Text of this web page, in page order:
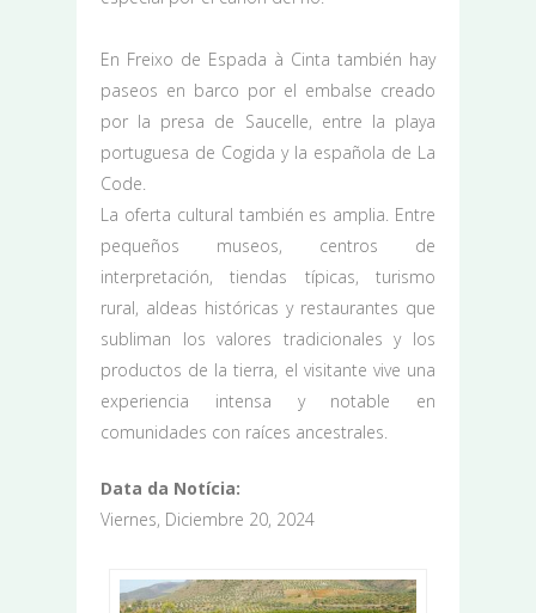
En Freixo de Espada à Cinta también hay
paseos en barco por el embalse creado
por la presa de Saucelle, entre la playa
portuguesa de Cogida y la española de La
Code.
La oferta cultural también es amplia. Entre
pequeños museos, centros de
interpretación, tiendas típicas, turismo
rural, aldeas históricas y restaurantes que
subliman los valores tradicionales y los
productos de la tierra, el visitante vive una
experiencia intensa y notable en
comunidades con raíces ancestrales.
Data da Notícia:
Viernes, Diciembre 20, 2024